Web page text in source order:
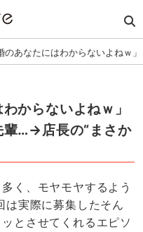
のあなたにはわからないよねｗ
からないよねｗ」
輩…→店長の“まさか
く、モヤモヤするよう
は実際に募集したそん
とさせてくれるエピソ